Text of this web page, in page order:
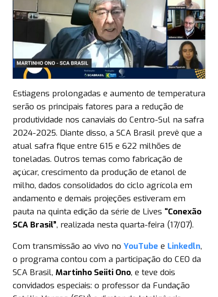
Estiagens prolongadas e aumento de temperatura
serão os principais fatores para a redução de
produtividade nos canaviais do Centro-Sul na safra
2024-2025. Diante disso, a SCA Brasil prevê que a
atual safra fique entre 615 e 622 milhões de
toneladas. Outros temas como fabricação de
açúcar, crescimento da produção de etanol de
milho, dados consolidados do ciclo agrícola em
andamento e demais projeções estiveram em
pauta na quinta edição da série de Lives “Conexão
SCA Brasil”, realizada nesta quarta-feira (17/07).
Com transmissão ao vivo no YouTube e Linkedln,
o programa contou com a participação do CEO da
SCA Brasil, Martinho Seiiti Ono, e teve dois
convidados especiais: o professor da Fundação